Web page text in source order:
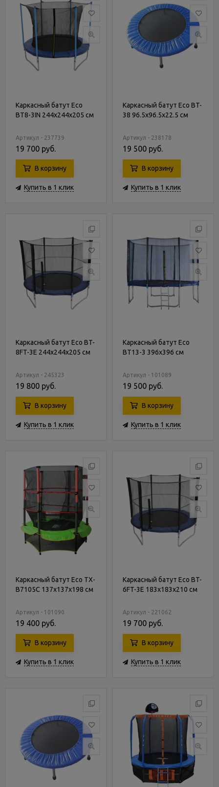
Каркасный батут Eco
BT8-3IN 244х244х205 см
Артикул - 237739
19 700 руб.
В корзину
Купить в 1 клик
Каркасный батут Eco BT-
38 96.5х96.5х22.5 см
Артикул - 238178
19 500 руб.
В корзину
Купить в 1 клик
Каркасный батут Eco BT-
8FT-3E 244х244х205 см
Артикул - 245323
19 800 руб.
В корзину
Купить в 1 клик
Каркасный батут Eco
BT13-3 396х396 см
Артикул - 101089
19 500 руб.
В корзину
Купить в 1 клик
Каркасный батут Eco TX-
B7105C 137х137х198 см
Артикул - 101090
19 400 руб.
В корзину
Купить в 1 клик
Каркасный батут Eco BT-
6FT-3E 183х183х210 см
Артикул - 221062
19 700 руб.
В корзину
Купить в 1 клик